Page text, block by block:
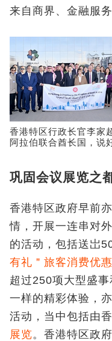
来自商界、金融服
香港特区行政长官李家
阿拉伯联合酋长国，说
巩固会议展览之
香港特区政府早前
情，开展一连串对
的活动，包括送岀
有礼＂旅客消费优
超过250项大型盛
一样的精彩体验，
活动，当中包括由
展览。香港特区政